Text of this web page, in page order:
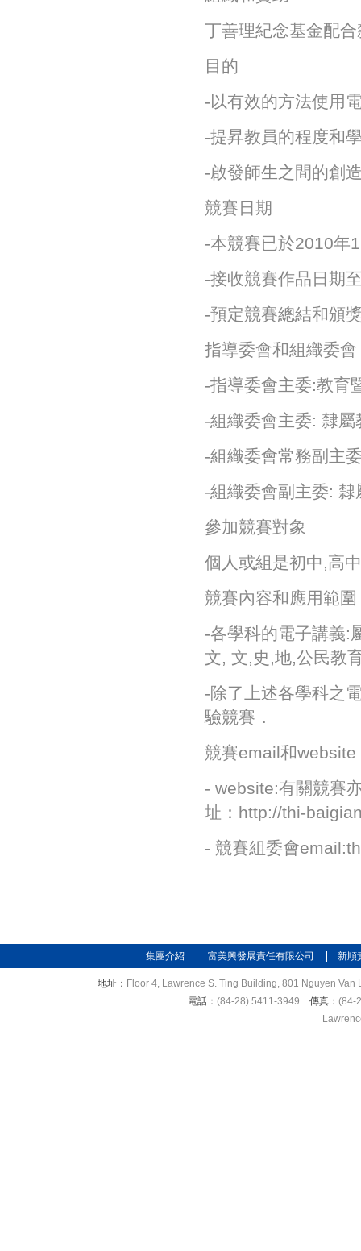
丁善理紀念基金配
目的
-以有效的方法使用
-提昇教員的程度和
-啟發師生之間的創
競賽日期
-本競賽已於2010年
-接收競賽作品日期
-預定競賽總結和頒
指導委會和組織委會
-指導委會主委:教育
-組織委會主委: 隸
-組織委會常務副主
-組織委會副主委:
參加競賽對象
個人或組是初中,高
競賽內容和應用範圍
-各學科的電子講義:
文, 文,史,地,公民教
-除了上述各學科之
驗競賽．
競賽email和website
- website:有關競賽
址：http://thi-
- 競賽組委會
集團介紹 富美興發展責任有限公司 新順
地址： Floor 4, Lawrence S. Ting Building, 801 Nguyen
電話： (84-28) 5411-3949 傳真： (84-